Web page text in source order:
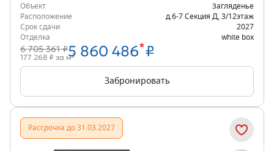
Объект
Загляденье
Расположение
д.6-7 Секция Д 3/12этаж
Срок сдачи
2027
Отделка
white box
6 705 361 ₽5 860 486*₽
177 268 ₽ за м2
Забронировать
Рассрочка до 31.03.2027